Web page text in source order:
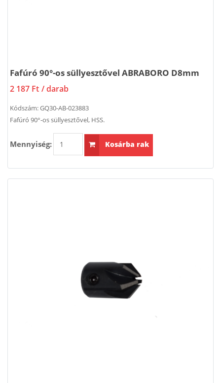
Fafúró 90°-os süllyesztővel ABRABORO D8mm
2 187 Ft / darab
Kódszám:GQ30-AB-023883
Fafúró 90°-os süllyesztővel, HSS.
Mennyiség: Kosárba rak